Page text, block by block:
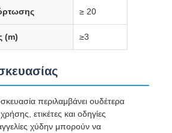
≥ 20
(m) ≥3
περιλαμβάνει ουδέτερα
ετικέτες και οδηγίες
χύδην μπορούν να